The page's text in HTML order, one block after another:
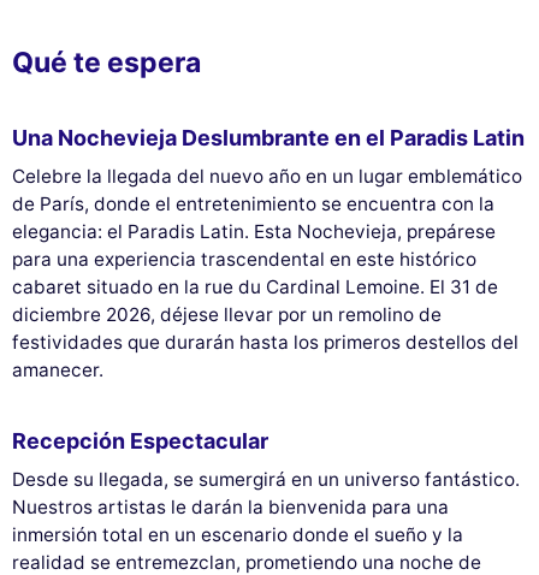
Qué te espera
Una Nochevieja Deslumbrante en el Paradis Latin
Celebre la llegada del nuevo año en un lugar emblemático
de París, donde el entretenimiento se encuentra con la
elegancia: el Paradis Latin. Esta Nochevieja, prepárese
para una experiencia trascendental en este histórico
cabaret situado en la rue du Cardinal Lemoine. El 31 de
diciembre 2026, déjese llevar por un remolino de
festividades que durarán hasta los primeros destellos del
amanecer.
Recepción Espectacular
Desde su llegada, se sumergirá en un universo fantástico.
Nuestros artistas le darán la bienvenida para una
inmersión total en un escenario donde el sueño y la
realidad se entremezclan, prometiendo una noche de